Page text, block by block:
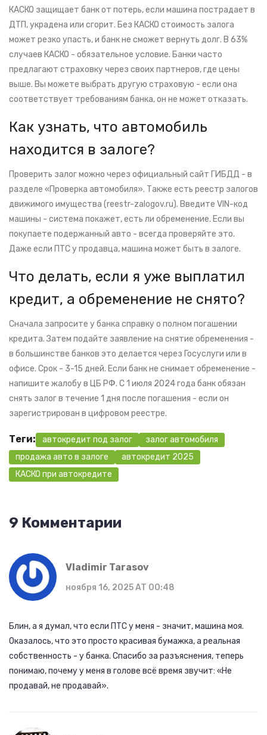
КАСКО защищает банк от потерь, если машина пострадает в
ДТП, украдена или сгорит. Без КАСКО стоимость залога
может резко упасть, и банк не сможет вернуть долг. В 63%
случаев КАСКО - обязательное условие. Банки часто
предлагают страховку через своих партнеров, где цены
выше. Вы можете выбрать другую страховую - если она
соответствует требованиям банка, он не может отказать.
Как узнать, что автомобиль
находится в залоге?
Проверить залог можно через официальный сайт ГИБДД - в
разделе «Проверка автомобиля». Также есть реестр залогов
движимого имущества (reestr-zalogov.ru). Введите VIN-код
машины - система покажет, есть ли обременение. Если вы
покупаете подержанный авто - всегда проверяйте это.
Даже если ПТС у продавца, машина может быть в залоге.
Что делать, если я уже выплатил
кредит, а обременение не снято?
Сначала запросите у банка справку о полном погашении
кредита. Затем подайте заявление на снятие обременения -
в большинстве банков это делается через Госуслуги или в
офисе. Срок - 3-15 дней. Если банк не снимает обременение -
напишите жалобу в ЦБ РФ. С 1 июля 2024 года банк обязан
снять залог в течение 1 дня после погашения - если он
зарегистрирован в цифровом реестре.
Теги: автокредит под залог
залог автомобиля
продажа авто в залоге
автокредит 2025
КАСКО при автокредите
9 Комментарии
Vladimir Tarasov
ноября 16, 2025 AT 00:48
Блин, а я думал, что если ПТС у меня - значит, машина моя.
Оказалось, что это просто красивая бумажка, а реальная
собственность - у банка. Спасибо за разъяснения, теперь
понимаю, почему у меня в голове всё время звучит: «Не
продавай, не продавай».